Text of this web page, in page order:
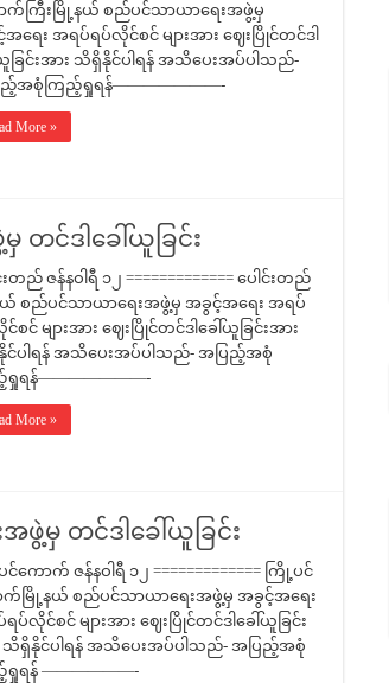
က်ကြီးမြို့နယ် စည်ပင်သာယာရေးအဖွဲ့မှ
ရေး အရပ်ရပ်လိုင်စင် များအား ဈေးပြိုင်တင်ဒါ
ခြင်းအား သိရှိနိုင်ပါရန် အသိပေးအပ်ပါသည်-
ည့်အစုံကြည့်ရှုရန်———————-
More »
င်ဒါခေါ်ယူခြင်း
းတည် ဇန်နဝါရီ ၁၂ ============= ပေါင်းတည်
ယ် စည်ပင်သာယာရေးအဖွဲ့မှ အခွင့်အရေး အရပ်
စင် များအား ဈေးပြိုင်တင်ဒါခေါ်ယူခြင်းအား
င်ပါရန် အသိပေးအပ်ပါသည်- အပြည့်အစုံ
ရှုရန်———————-
More »
မှ တင်ဒါခေါ်ယူခြင်း
ကောက် ဇန်နဝါရီ ၁၂ ============= ကြို့ပင်
က်မြို့နယ် စည်ပင်သာယာရေးအဖွဲ့မှ အခွင့်အရေး
ပ်လိုင်စင် များအား ဈေးပြိုင်တင်ဒါခေါ်ယူခြင်း
သိရှိနိုင်ပါရန် အသိပေးအပ်ပါသည်- အပြည့်အစုံ
ရှုရန် ——————-